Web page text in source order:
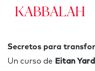
Kabbalah
Secretos para
Un curso de Eitan